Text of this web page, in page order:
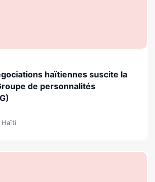
haïtiennes suscite la
de personnalités
Haïti